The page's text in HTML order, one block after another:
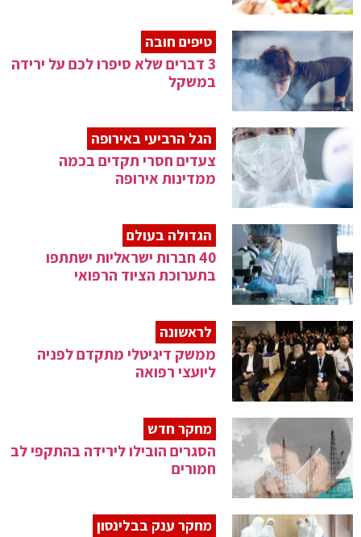
טיפים חובה
3 דברים שלא סיפרו לכם על ירידה
במשקל
הגל הרביעי באירופה
צעדים חסרי תקדים בכמה
ממדינות אירופה
הגדולה בעולם
40 חברות ישראליות ישתתפו
בתערוכת הציוד הרפואי
לראשונה
ממשק דיגיטלי מתקדם לפניה
ליועצי רפואה
מחקר חדש
הסגרים הובילו לירידה בהתקפי לב
חמורים
מחקר ענק בבלינסון